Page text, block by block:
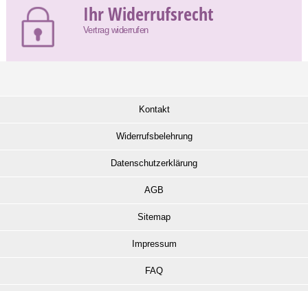
Ihr Widerrufsrecht
Vertrag widerrufen
Kontakt
Widerrufsbelehrung
Datenschutzerklärung
AGB
Sitemap
Impressum
FAQ